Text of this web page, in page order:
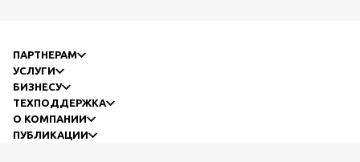
ПАРТНЕРАМ
УСЛУГИ
БИЗНЕСУ
ТЕХПОДДЕРЖКА
О КОМПАНИИ
ПУБЛИКАЦИИ